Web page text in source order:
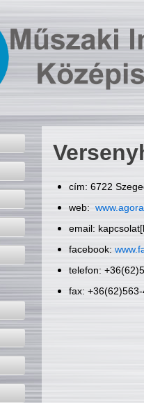
cím: 6722
web:
email:
facebook:
telefon:
fax: